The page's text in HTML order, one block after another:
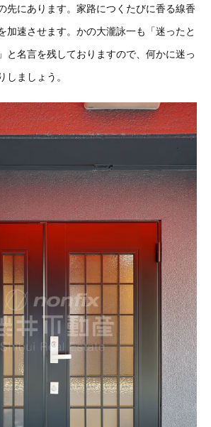
先にあります。家路につくたびに香る線香
加速させます。かの大瀧詠一も「迷ったと
と名言を残しておりますので、何かに迷っ
しましょう。